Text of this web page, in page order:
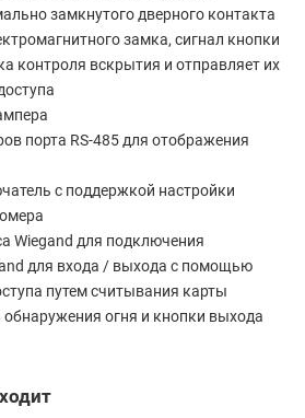
замкнутого дверного контакта
замка, сигнал кнопки
контроля вскрытия и отправляет их
порта RS-485 для отображения
с поддержкой настройки
Wiegand для подключения
для входа / выхода с помощью
путем считывания карты
обнаружения огня и кнопки выхода